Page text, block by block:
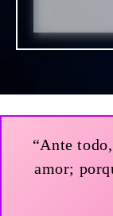
“Ante
amor;